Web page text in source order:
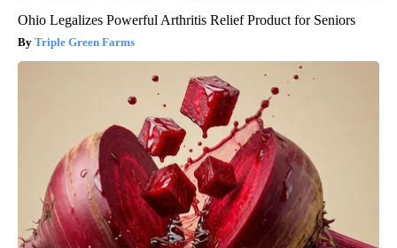
Ohio Legalizes Powerful Arthritis Relief Product for Seniors
Triple Green Farms